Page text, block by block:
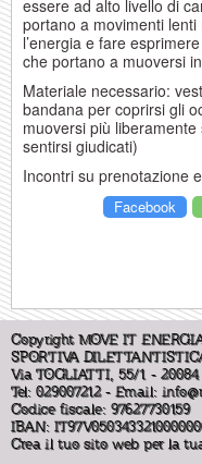
essere ad alto livello di
portano a movimenti
l’energia e fare
che portano a muoversi
Materiale necessario:
bandana per coprirsi gli
muoversi più
sentirsi giudicati)
Incontri su prenotazione
Facebook
Copyright MOVE IT
SPORTIVA
Via TOGLIATTI, 55/1 -
Tel: 029007212 - Email:
Codice fiscale: 97627730159
IBAN:
Crea il tuo sito web per la